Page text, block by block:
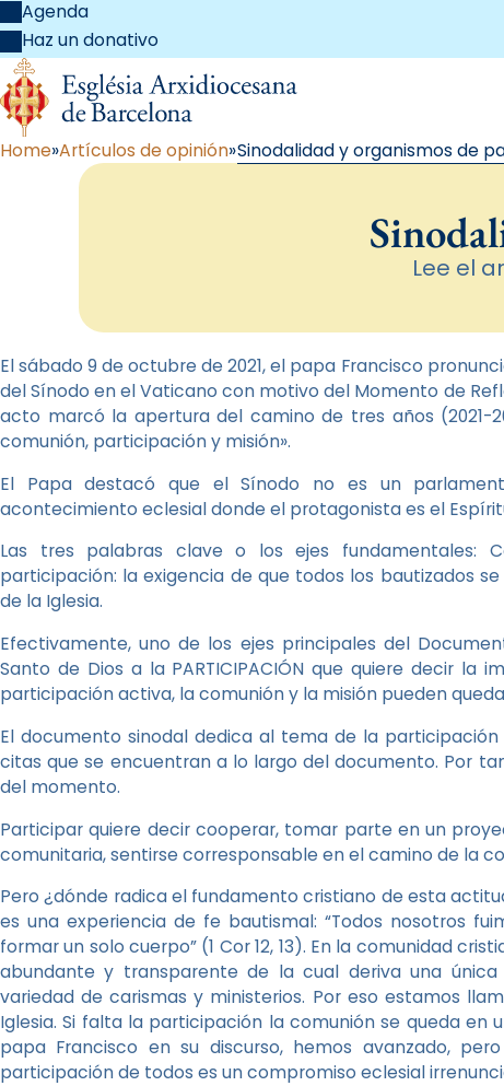
Agenda
Haz un donativo
Home Artículos de opinión Sinodalidad y organismos de
Lee el
El sábado 9 de octubre de 2021, el papa Francisco
del Sínodo en el Vaticano con motivo del Momento de
acto marcó la apertura del camino de tres años (2021-
comunión, participación y misión».
El Papa destacó que el Sínodo no es un
acontecimiento eclesial donde el protagonista es el
Las tres palabras clave o los ejes fundamentales:
participación: la exigencia de que todos los bautizados
de la Iglesia.
Efectivamente, uno de los ejes principales del
Santo de Dios a la PARTICIPACIÓN que quiere decir la
participación activa, la comunión y la misión pueden
El documento sinodal dedica al tema de la participación
citas que se encuentran a lo largo del documento. Por
del momento.
Participar quiere decir cooperar, tomar parte en un
comunitaria, sentirse corresponsable en el camino de la
Pero ¿dónde radica el fundamento cristiano de esta
es una experiencia de fe bautismal: “Todos nosotros
formar un solo cuerpo” (1 Cor 12, 13). En la comunidad
abundante y transparente de la cual deriva una
variedad de carismas y ministerios. Por eso estamos
Iglesia. Si falta la participación la comunión se queda en
papa Francisco en su discurso, hemos avanzado,
participación de todos es un compromiso eclesial